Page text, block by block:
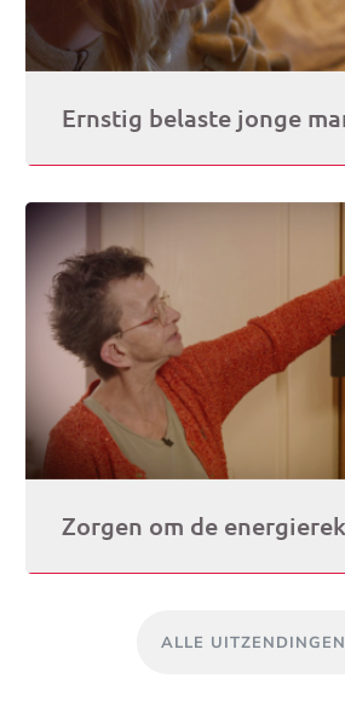
Ernstig belaste jonge
Zorgen om de
ALLE UITZENDINGEN